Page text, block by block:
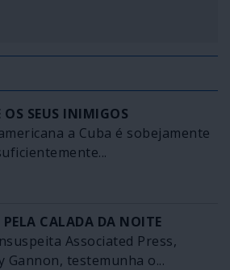
OS SEUS INIMIGOS
a Cuba é sobejamente
PELA CALADA DA NOITE
Associated Press,
Gannon, testemunha o...